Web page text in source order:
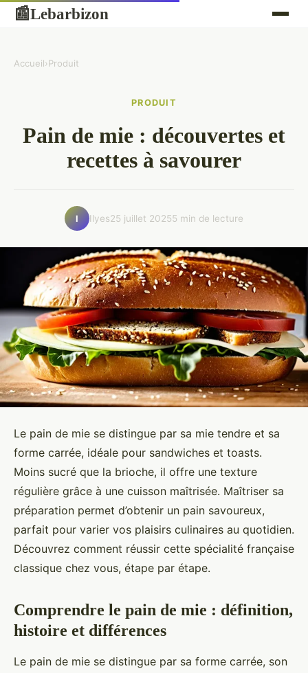
📰Lebarbizon
Accueil›Produit
PRODUIT
Pain de mie : découvertes et
recettes à savourer
I Ilyes25 juillet 20255 min de lecture
Le pain de mie se distingue par sa mie tendre et sa
forme carrée, idéale pour sandwiches et toasts.
Moins sucré que la brioche, il offre une texture
régulière grâce à une cuisson maîtrisée. Maîtriser sa
préparation permet d’obtenir un pain savoureux,
parfait pour varier vos plaisirs culinaires au quotidien.
Découvrez comment réussir cette spécialité française
classique chez vous, étape par étape.
Comprendre le pain de mie : définition,
histoire et différences
Le pain de mie se distingue par sa forme carrée, son